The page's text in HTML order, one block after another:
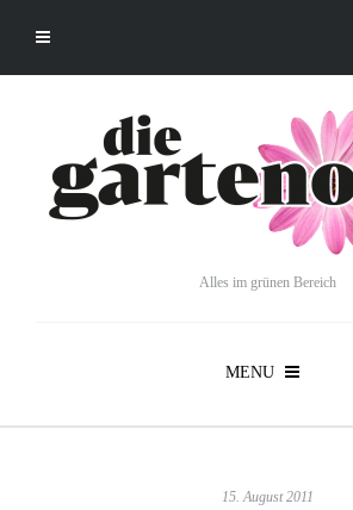
Alles im grünen Bereich
MENU
15. August 2011